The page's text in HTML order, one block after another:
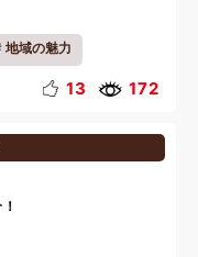
地域の魅力
13 172